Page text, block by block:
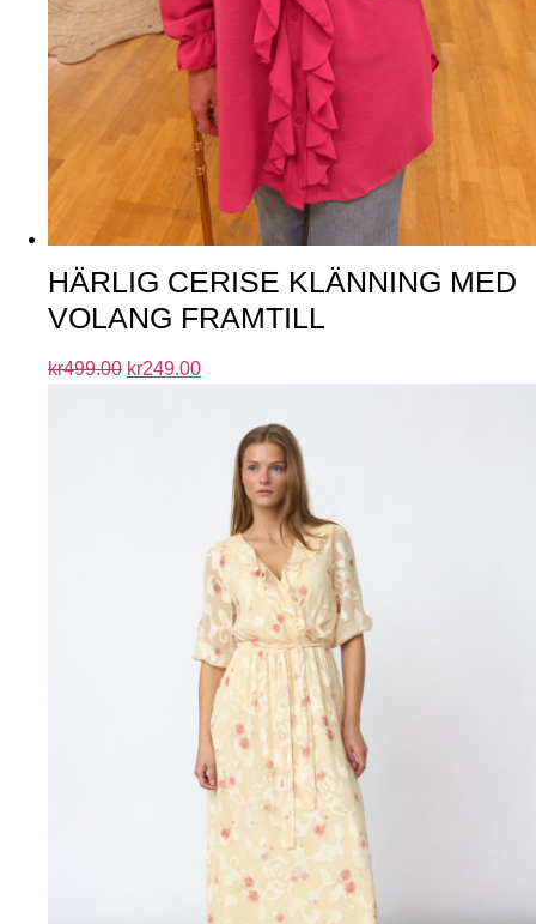
HÄRLIG CERISE KLÄNNING MED
VOLANG FRAMTILL
kr499.00 kr249.00